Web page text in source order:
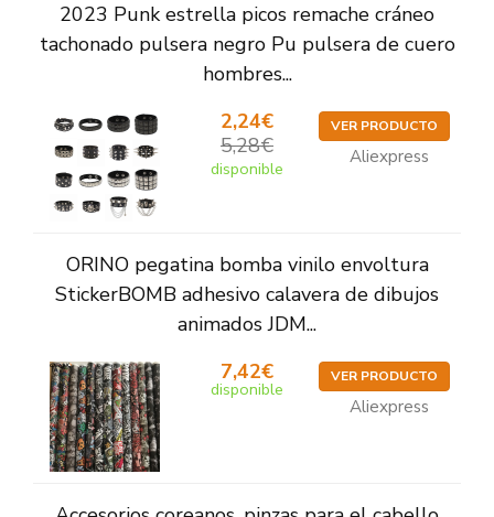
2023 Punk estrella picos remache cráneo
tachonado pulsera negro Pu pulsera de cuero
hombres...
2,24€
5,28€
disponible
VER PRODUCTO
Aliexpress
ORINO pegatina bomba vinilo envoltura
StickerBOMB adhesivo calavera de dibujos
animados JDM...
7,42€
disponible
VER PRODUCTO
Aliexpress